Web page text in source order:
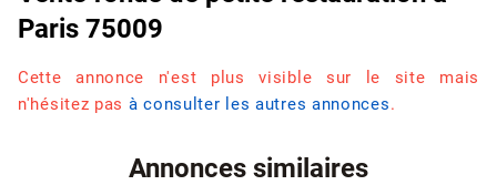
Paris 75009
Cette annonce n'est plus visible sur le site mais
n'hésitez pas à consulter les autres annonces.
Annonces similaires